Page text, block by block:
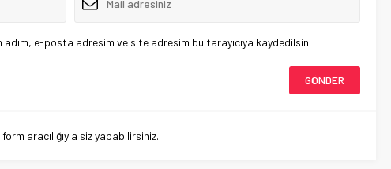
adım, e-posta adresim ve site adresim bu tarayıcıya kaydedilsin.
aracılığıyla siz yapabilirsiniz.